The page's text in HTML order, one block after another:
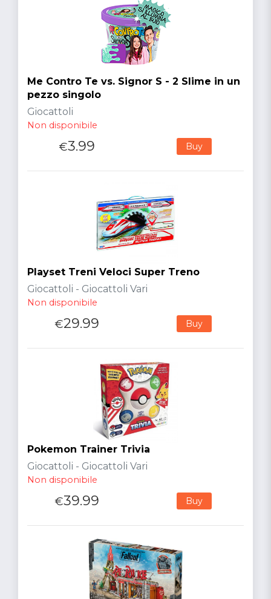
Me Contro Te vs. Signor S - 2 Slime in un
pezzo singolo
Giocattoli
Non disponibile
€3.99 Buy
Playset Treni Veloci Super Treno
Giocattoli - Giocattoli Vari
Non disponibile
€29.99 Buy
Pokemon Trainer Trivia
Giocattoli - Giocattoli Vari
Non disponibile
€39.99 Buy